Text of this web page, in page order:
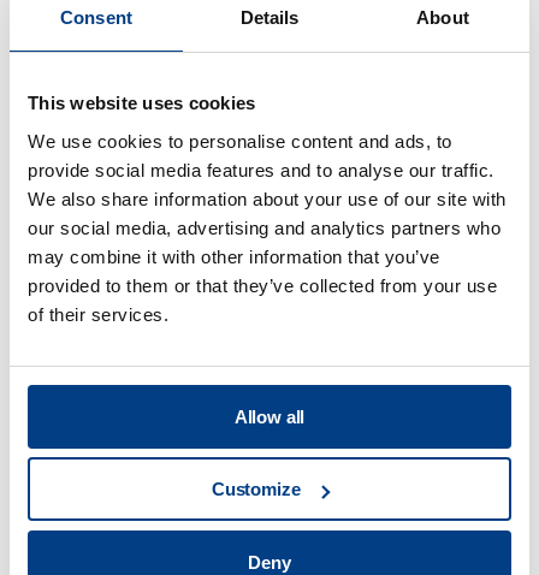
Consent Details About
This website uses cookies
We use cookies to personalise content and ads, to
provide social media features and to analyse our traffic.
We also share information about your use of our site with
our social media, advertising and analytics partners who
may combine it with other information that you’ve
provided to them or that they’ve collected from your use
of their services.
Allow all
Customize
Deny
Technische
Veröffentlichungen
Alle anzeigen